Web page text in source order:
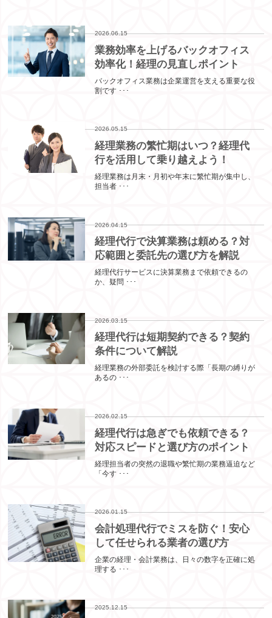
2026.06.15
業務効率を上げるバックオフィス
効率化！経理の見直しポイント
バックオフィス業務は企業運営を支える重要な役
割です ･･･
2026.05.15
経理業務の繁忙期はいつ？経理代
行を活用して乗り越えよう！
経理業務は月末・月初や年末に繁忙期が集中し、
担当者 ･･･
2026.04.15
経理代行で決算業務は頼める？対
応範囲と委託先の選び方を解説
経理代行サービスに決算業務まで依頼できるの
か、疑問 ･･･
2026.03.15
経理代行は短期契約できる？契約
条件について解説
経理業務の外部委託を検討する際「長期の縛りが
あるの ･･･
2026.02.15
経理代行は急ぎでも依頼できる？
対応スピードと選び方のポイント
経理担当者の突然の退職や繁忙期の業務逼迫など
「今す ･･･
2026.01.15
会計処理代行でミスを防ぐ！安心
して任せられる業者の選び方
企業の経理・会計業務は、日々の数字を正確に処
理する ･･･
2025.12.15